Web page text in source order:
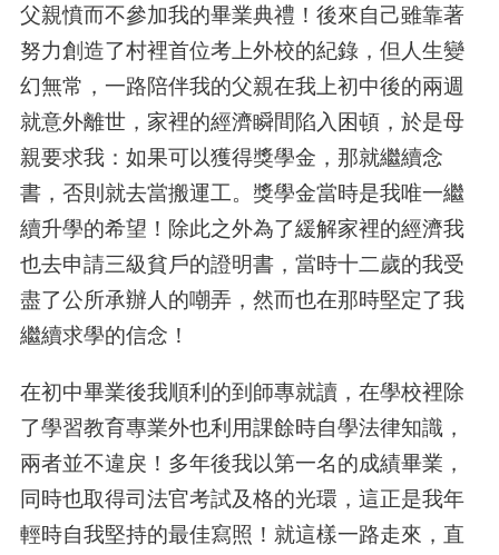
父親憤而不參加我的畢業典禮！後來自己雖靠著
努力創造了村裡首位考上外校的紀錄，但人生變
幻無常，一路陪伴我的父親在我上初中後的兩週
就意外離世，家裡的經濟瞬間陷入困頓，於是母
親要求我：如果可以獲得獎學金，那就繼續念
書，否則就去當搬運工。獎學金當時是我唯一繼
續升學的希望！除此之外為了緩解家裡的經濟我
也去申請三級貧戶的證明書，當時十二歲的我受
盡了公所承辦人的嘲弄，然而也在那時堅定了我
繼續求學的信念！
在初中畢業後我順利的到師專就讀，在學校裡除
了學習教育專業外也利用課餘時自學法律知識，
兩者並不違戾！多年後我以第一名的成績畢業，
同時也取得司法官考試及格的光環，這正是我年
輕時自我堅持的最佳寫照！就這樣一路走來，直